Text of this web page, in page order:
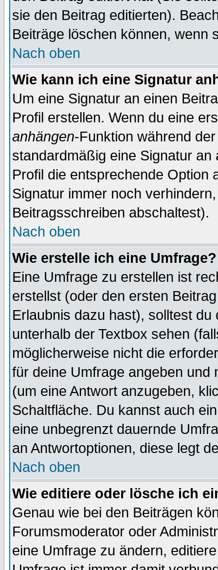
sie den Beitrag editierten).
Beiträge löschen können, wenn
Nach oben
Wie kann ich eine Signatur
Um eine Signatur an einen
Profil erstellen. Wenn du eine
anhängen-Funktion während
standardmäßig eine Signatur
Profil die entsprechende Option
Signatur immer noch
Beitragsschreiben abschaltest).
Nach oben
Wie erstelle ich eine Umfrage?
Eine Umfrage zu erstellen ist
erstellst (oder den ersten
Erlaubnis dazu hast), solltest
unterhalb der Textbox sehen
möglicherweise nicht die
für deine Umfrage angeben und
(um eine Antwort anzugeben,
Schaltfläche. Du kannst auch
eine unbegrenzt dauernde
an Antwortoptionen, diese legt
Nach oben
Wie editiere oder lösche ich
Genau wie bei den Beiträgen
Forumsmoderator oder
eine Umfrage zu ändern,